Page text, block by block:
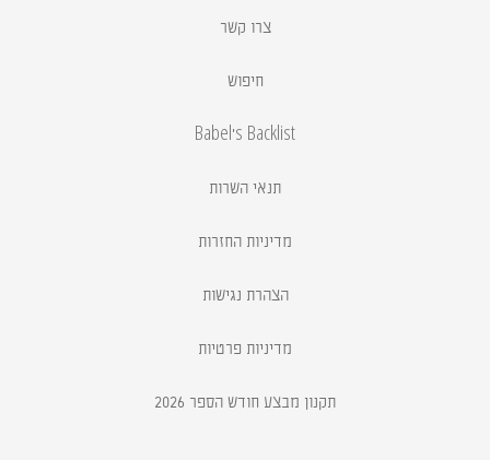
צרו קשר
חיפוש
Babel's Backlist
תנאי השרות
מדיניות החזרות
הצהרת נגישות
מדיניות פרטיות
תקנון מבצע חודש הספר 2026